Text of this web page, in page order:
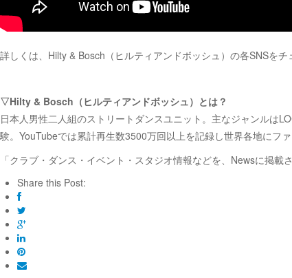
詳しくは、Hilty & Bosch（ヒルティアンドボッシュ）の各SNSをチ
▽Hilty & Bosch（ヒルティアンドボッシュ）とは？
日本人男性二人組のストリートダンスユニット。主なジャンルは
験。YouTubeでは累計再生数3500万回以上を記録し世界各地にフ
「クラブ・ダンス・イベント・スタジオ情報などを、Newsに掲
Share this Post: